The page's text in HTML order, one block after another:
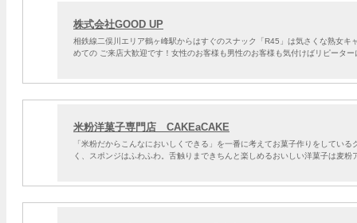
株式会社GOOD UP
相鉄線二俣川エリア鶴ヶ峰駅からはすぐのスナック「R45」は気さくな熟女
めての ご来店大歓迎です！女性のお客様も男性のお客様も気付けばリピータ
米粉洋菓子専門店 CAKEaCAKE
「米粉だからこんなにおいしくできる」を一番に考えてお菓子作りをしてい
く、スポンジはふわふわ。舌触りまできちんと楽しめるおいしい洋菓子は麦